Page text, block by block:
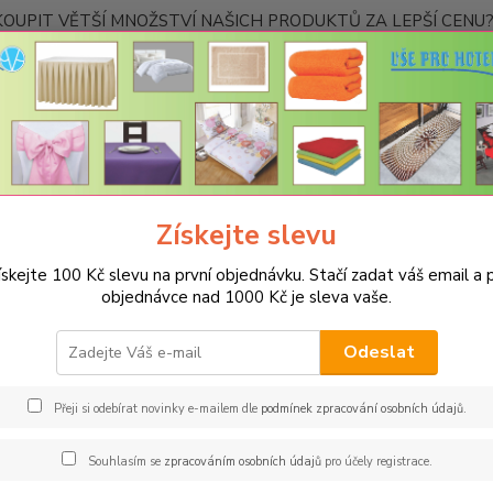
VĚTŠÍ MNOŽSTVÍ NAŠICH PRODUKTŮ ZA LEPŠÍ
Kontakty
Hledat
Teflonové ubrusy jednobarevné s vodoodpudivou úpravou
ubrus 38x100cm - olivový
Získejte slevu
100 Kč slevu na první objednávku. Stačí zadat váš email a
objednávce nad 1000 Kč je sleva vaše.
Odeslat
Přeji si odebírat novinky e-mailem dle podmínek zpracování osobních údajů.
Souhlasím se zpracováním osobních údajůpro účely registrace.